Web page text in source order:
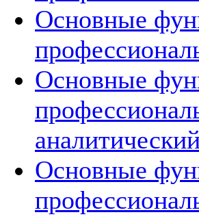
Основные
Основные
Основные